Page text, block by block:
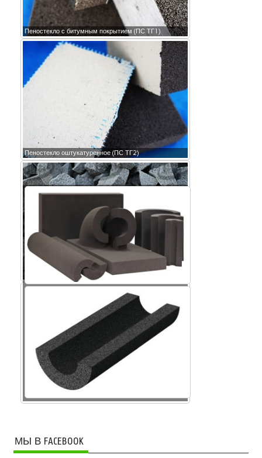
Пеностекло с битумным покрытием (ПС ТГ1)
Пеностекло оштукатуренное (ПС ТГ2)
Крошка пеностекла
МЫ В FACEBOOK